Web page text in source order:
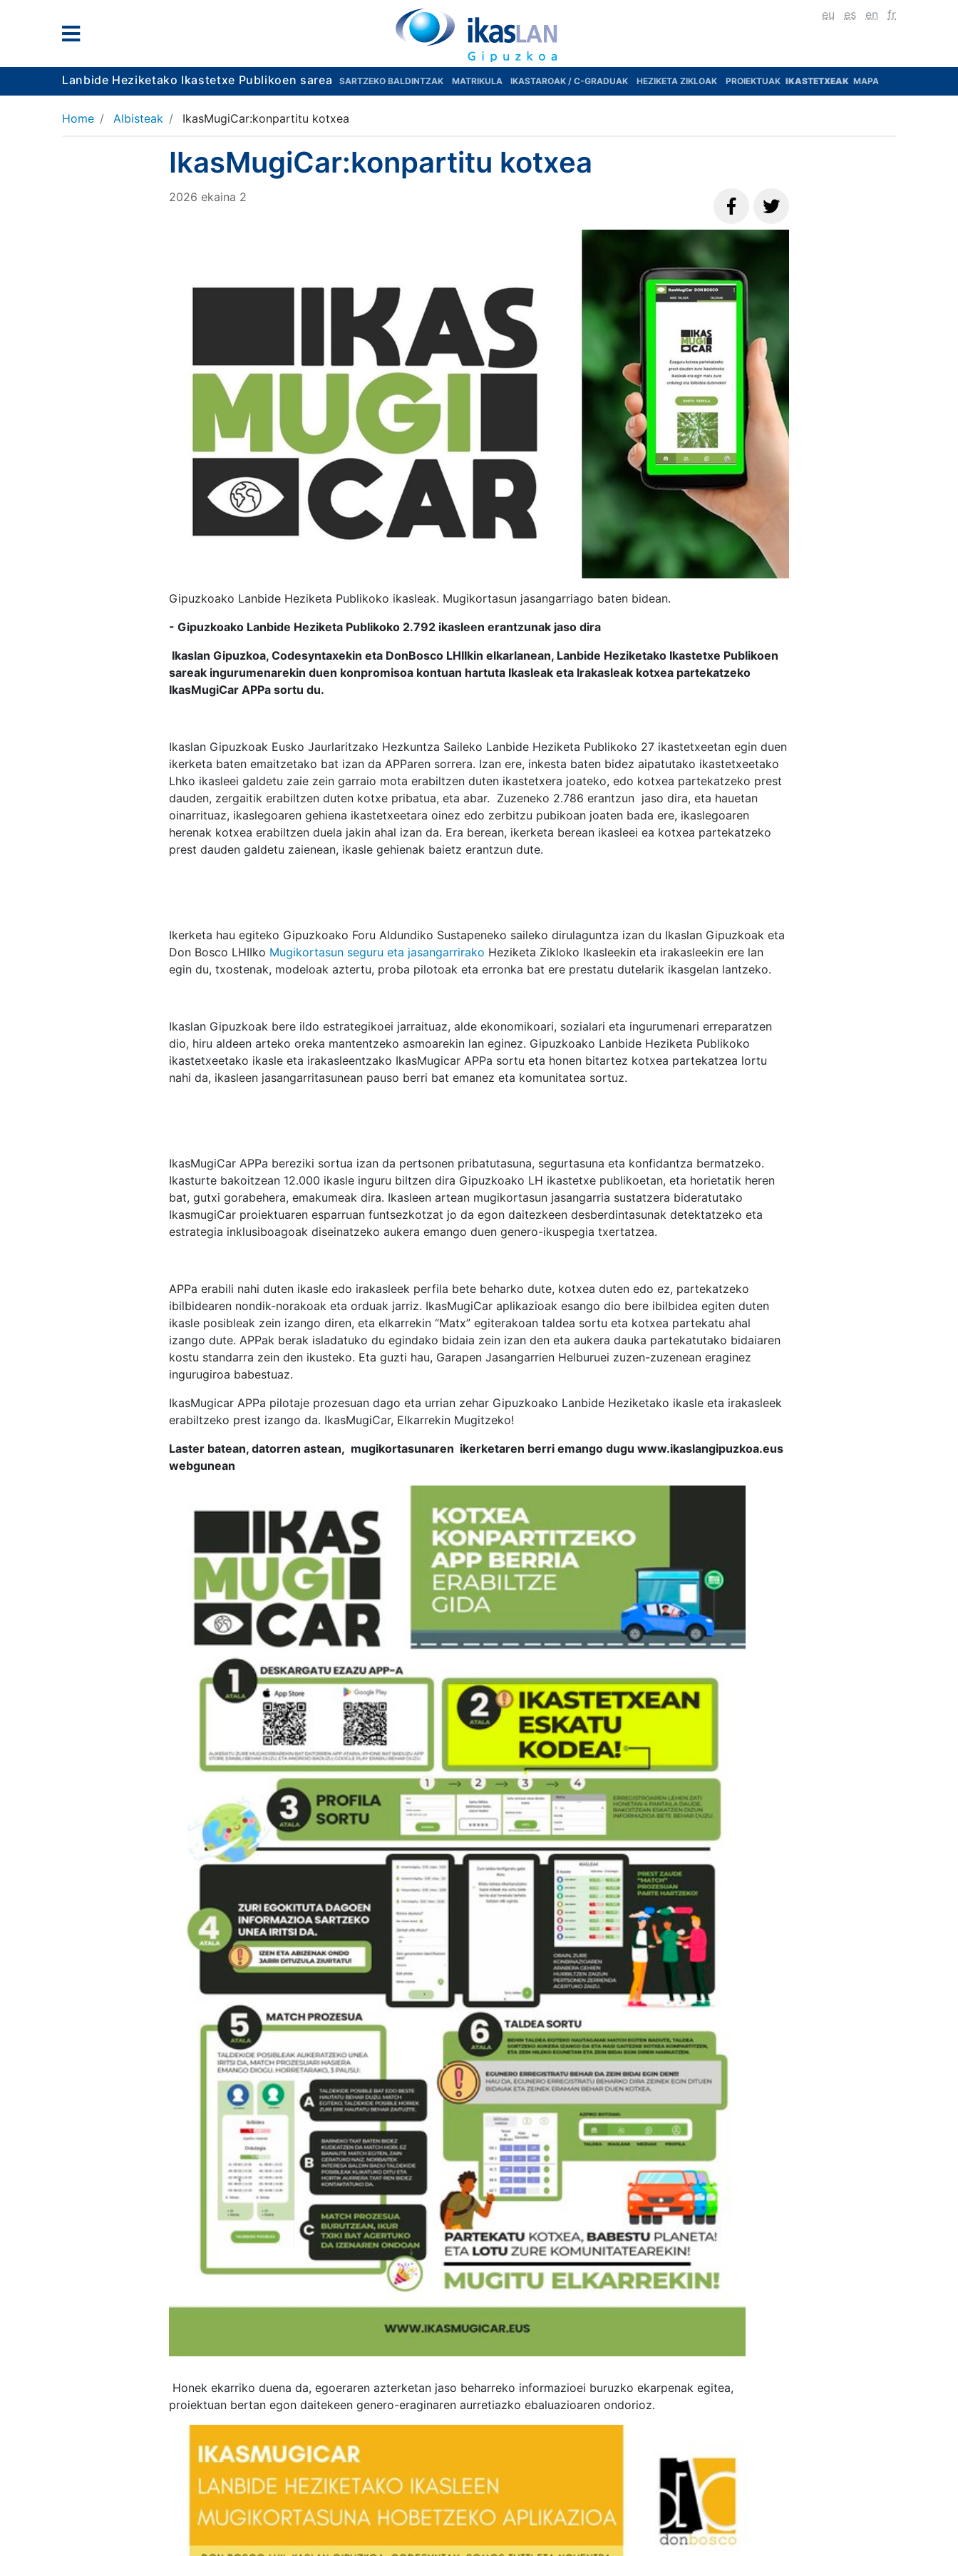
eu es en fr
Lanbide Heziketako Ikastetxe Publikoen sarea SARTZEKO BALDINTZAK MATRIKULA IKASTAROAK / C-GRADUAK HEZIKETA ZIKLOAK PROIEKTUAK IKASTETXEAK MAPA
Home Albisteak IkasMugiCar:konpartitu kotxea
IkasMugiCar:konpartitu kotxea
2026 ekaina 2
Gipuzkoako Lanbide Heziketa Publikoko ikasleak. Mugikortasun jasangarriago baten bidean.
- Gipuzkoako Lanbide Heziketa Publikoko 2.792 ikasleen erantzunak jaso dira
Ikaslan Gipuzkoa, Codesyntaxekin eta DonBosco LHIIkin elkarlanean, Lanbide Heziketako Ikastetxe Publikoen
sareak ingurumenarekin duen konpromisoa kontuan hartuta Ikasleak eta Irakasleak kotxea partekatzeko
IkasMugiCar APPa sortu du.
Ikaslan Gipuzkoak Eusko Jaurlaritzako Hezkuntza Saileko Lanbide Heziketa Publikoko 27 ikastetxeetan egin duen
ikerketa baten emaitzetako bat izan da APParen sorrera. Izan ere, inkesta baten bidez aipatutako ikastetxeetako
Lhko ikasleei galdetu zaie zein garraio mota erabiltzen duten ikastetxera joateko, edo kotxea partekatzeko prest
dauden, zergaitik erabiltzen duten kotxe pribatua, eta abar. Zuzeneko 2.786 erantzun jaso dira, eta hauetan
oinarrituaz, ikaslegoaren gehiena ikastetxeetara oinez edo zerbitzu pubikoan joaten bada ere, ikaslegoaren
herenak kotxea erabiltzen duela jakin ahal izan da. Era berean, ikerketa berean ikasleei ea kotxea partekatzeko
prest dauden galdetu zaienean, ikasle gehienak baietz erantzun dute.
Ikerketa hau egiteko Gipuzkoako Foru Aldundiko Sustapeneko saileko dirulaguntza izan du Ikaslan Gipuzkoak eta
Don Bosco LHIIko Mugikortasun seguru eta jasangarrirako Heziketa Zikloko Ikasleekin eta irakasleekin ere lan
egin du, txostenak, modeloak aztertu, proba pilotoak eta erronka bat ere prestatu dutelarik ikasgelan lantzeko.
Ikaslan Gipuzkoak bere ildo estrategikoei jarraituaz, alde ekonomikoari, sozialari eta ingurumenari erreparatzen
dio, hiru aldeen arteko oreka mantentzeko asmoarekin lan eginez. Gipuzkoako Lanbide Heziketa Publikoko
ikastetxeetako ikasle eta irakasleentzako IkasMugicar APPa sortu eta honen bitartez kotxea partekatzea lortu
nahi da, ikasleen jasangarritasunean pauso berri bat emanez eta komunitatea sortuz.
IkasMugiCar APPa bereziki sortua izan da pertsonen pribatutasuna, segurtasuna eta konfidantza bermatzeko.
Ikasturte bakoitzean 12.000 ikasle inguru biltzen dira Gipuzkoako LH ikastetxe publikoetan, eta horietatik heren
bat, gutxi gorabehera, emakumeak dira. Ikasleen artean mugikortasun jasangarria sustatzera bideratutako
IkasmugiCar proiektuaren esparruan funtsezkotzat jo da egon daitezkeen desberdintasunak detektatzeko eta
estrategia inklusiboagoak diseinatzeko aukera emango duen genero-ikuspegia txertatzea.
APPa erabili nahi duten ikasle edo irakasleek perfila bete beharko dute, kotxea duten edo ez, partekatzeko
ibilbidearen nondik-norakoak eta orduak jarriz. IkasMugiCar aplikazioak esango dio bere ibilbidea egiten duten
ikasle posibleak zein izango diren, eta elkarrekin “Matx” egiterakoan taldea sortu eta kotxea partekatu ahal
izango dute. APPak berak isladatuko du egindako bidaia zein izan den eta aukera dauka partekatutako bidaiaren
kostu standarra zein den ikusteko. Eta guzti hau, Garapen Jasangarrien Helburuei zuzen-zuzenean eraginez
ingurugiroa babestuaz.
IkasMugicar APPa pilotaje prozesuan dago eta urrian zehar Gipuzkoako Lanbide Heziketako ikasle eta irakasleek
erabiltzeko prest izango da. IkasMugiCar, Elkarrekin Mugitzeko!
Laster batean, datorren astean, mugikortasunaren ikerketaren berri emango dugu www.ikaslangipuzkoa.eus
webgunean
Honek ekarriko duena da, egoeraren azterketan jaso beharreko informazioei buruzko ekarpenak egitea,
proiektuan bertan egon daitekeen genero-eraginaren aurretiazko ebaluazioaren ondorioz.